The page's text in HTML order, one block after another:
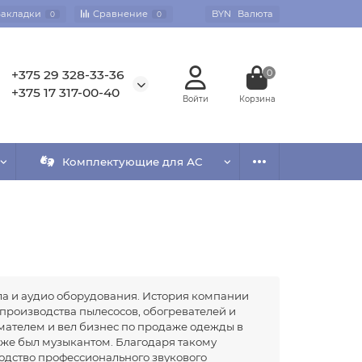
0 Сравнение 0 BYN Валюта
+375 29 328-33-36
+375 17 317-00-40
0
Комплектующие для АС
и аудио оборудования. История компании
пылесосов, обогревателей и
и вел бизнес по продаже одежды в
был музыкантом. Благодаря такому
профессионального звукового